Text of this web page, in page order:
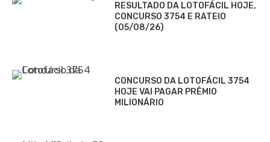
RESULTADO DA LOTOFÁCIL HOJE,
CONCURSO 3754 E RATEIO
(05/08/26)
CONCURSO DA LOTOFÁCIL 3754
HOJE VAI PAGAR PRÊMIO
MILIONÁRIO